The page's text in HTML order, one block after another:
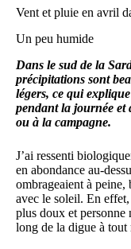
Vent et pluie en avril
Un peu humide
Dans le sud de la
précipitations sont
légers, ce qui
pendant la journée et
ou à la campagne.
J’ai ressenti
en abondance au-
ombrageaient à peine,
avec le soleil. En
plus doux et personne
long de la digue à tout